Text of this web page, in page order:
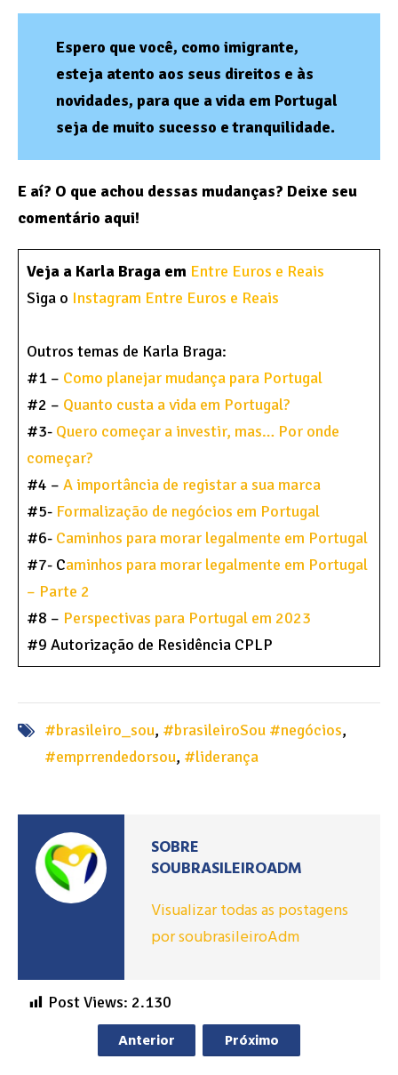
Espero que você, como imigrante,
esteja atento aos seus direitos e às
novidades, para que a vida em Portugal
seja de muito sucesso e tranquilidade.
E aí? O que achou dessas mudanças? Deixe seu
comentário aqui!
Veja a Karla Braga em Entre Euros e Reais
Siga o Instagram Entre Euros e Reais
Outros temas de Karla Braga:
#1 – Como planejar mudança para Portugal
#2 – Quanto custa a vida em Portugal?
#3- Quero começar a investir, mas… Por onde
começar?
#4 – A importância de registar a sua marca
#5- Formalização de negócios em Portugal
#6- Caminhos para morar legalmente em Portugal
#7- Caminhos para morar legalmente em Portugal
– Parte 2
#8 – Perspectivas para Portugal em 2023
#9 Autorização de Residência CPLP
Post Views: 2.130
#brasileiro_sou, #brasileiroSou #negócios,
#emprrendedorsou, #liderança
SOBRE
SOUBRASILEIROADM
Visualizar todas as postagens
por soubrasileiroAdm
Anterior Próximo